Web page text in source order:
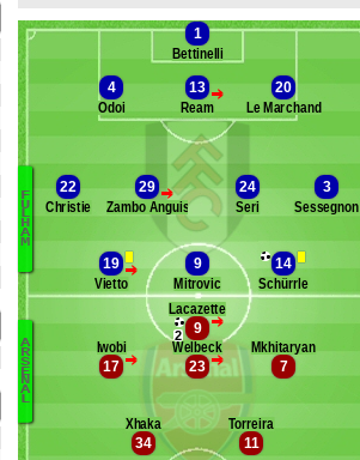
Banc des remplaçantsFulham
Ayité
Johansen
Mawson
McDonald
Rico
S. Sessegnon
F
U
L
H
A
M
Banc des remplaçants
Aubameyang
Lichtsteiner
Martínez
A
R
S
E
N
A
L
1
Bettinelli
4
Odoi
>
13
Ream
20
Le Marchand
22
Christie
>
29
Zambo Anguissa
24
Seri
3
Sessegnon
>
19
Vietto
9
Mitrovic
14
Schürrle
11
Torreira
34
Xhaka
7
Mkhitaryan
>
23
Welbeck
>
17
Iwobi
2
>
9
Lacazette